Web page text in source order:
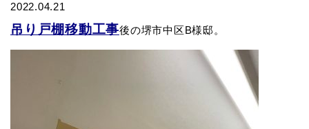
2022.04.21
吊り戸棚移動工事後の堺市中区B様邸。